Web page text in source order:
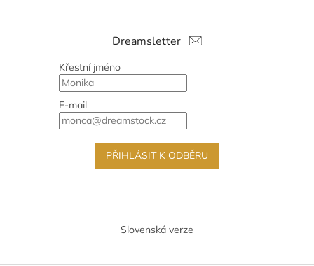
Dreamsletter
Křestní jméno
E-mail
PŘIHLÁSIT K ODBĚRU
Slovenská verze